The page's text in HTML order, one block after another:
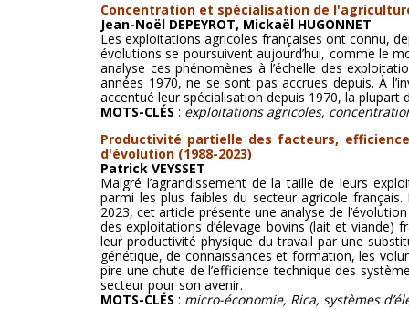
Concentration et spécialisation de
Jean-Noël DEPEYROT, Mickaël HUGONNET
Les exploitations agricoles françaises ont connu,
évolutions se poursuivent aujourd’hui, comme le
analyse ces phénomènes à l’échelle des
années 1970, ne se sont pas accrues depuis. À
accentué leur spécialisation depuis 1970, la
MOTS-CLÉS : exploitations agricoles,
Productivité partielle des facteurs,
d'évolution (1988-2023)
Patrick VEYSSET
Malgré l’agrandissement de la taille de leurs
parmi les plus faibles du secteur agricole
2023, cet article présente une analyse de
des exploitations d’élevage bovins (lait et viande)
leur productivité physique du travail par une
génétique, de connaissances et formation, les
pire une chute de l’efficience technique des
secteur pour son avenir.
MOTS-CLÉS : micro-économie, Rica, systèmes